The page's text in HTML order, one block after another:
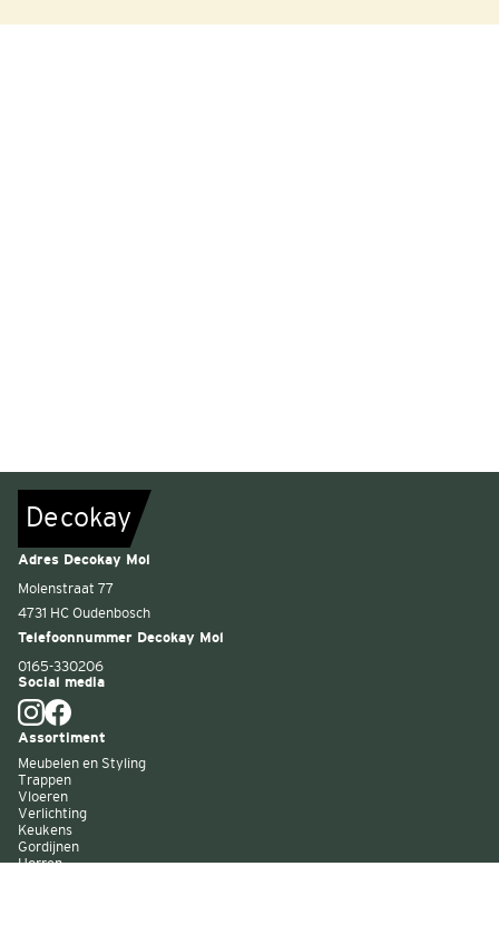
Decokay
Adres Decokay Mol
Molenstraat 77
4731 HC Oudenbosch
Telefoonnummer Decokay Mol
0165-330206
Social media
Assortiment
Meubelen en Styling
Trappen
Vloeren
Verlichting
Keukens
Gordijnen
Horren